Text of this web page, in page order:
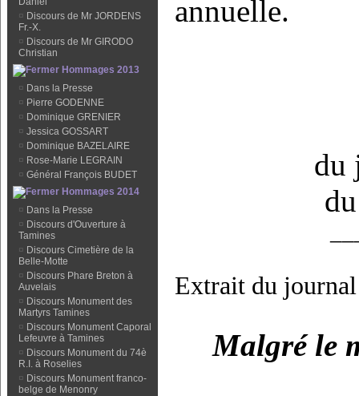
¤ Discours de Mr JORDENS
Fr.-X.
¤ Discours de Mr GIRODO
Christian
Hommages 2013
¤ Dans la Presse
¤ Pierre GODENNE
¤ Dominique GRENIER
¤ Jessica GOSSART
¤ Dominique BAZELAIRE
¤ Rose-Marie LEGRAIN
¤ Général François BUDET
Hommages 2014
¤ Dans la Presse
¤ Discours d'Ouverture à
Tamines
¤ Discours Cimetière de la
Belle-Motte
¤ Discours Phare Breton à
Auvelais
¤ Discours Monument des
Martyrs Tamines
¤ Discours Monument Caporal
Lefeuvre à Tamines
¤ Discours Monument du 74è
R.I. à Roselies
¤ Discours Monument franco-
belge de Menonry
annuelle.
du
Extrait du
Malgré le